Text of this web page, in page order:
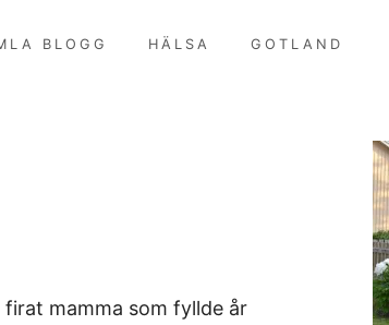
BLOGG HÄLSA GOTLAND
mamma som fyllde år